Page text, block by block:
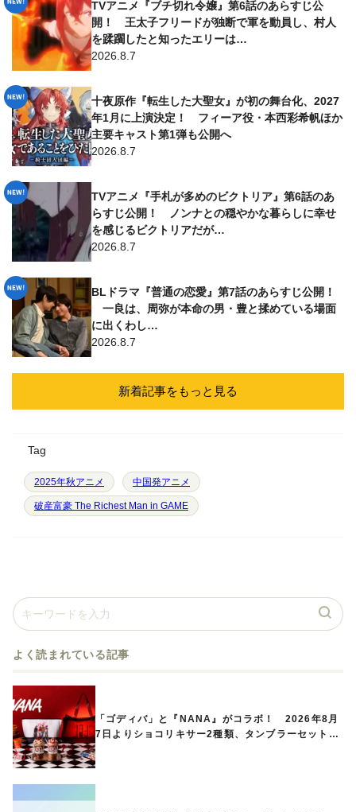
TVアニメ『ブチ切れ令嬢』第6話のあらすじ公
開！ 王太子フリードが独断で軍を動員し、村人
を蹂躙したと知ったエリーは…
2026.8.7
十夜原作『転生した大聖女』が初の舞台化、2027
年1月に上演決定！ フィーア役・本西彩希帆ほか
主要キャスト第1弾も公開へ
2026.8.7
TVアニメ『手札が多めのビクトリア』第6話のあ
らすじ公開！ ノンナとの穏やかな暮らしに幸せ
を感じるビクトリアだが…
2026.8.7
BLドラマ『普通の恋愛』第7話のあらすじ公開！
一良は、周弥が本命の男・豊と揉めている場面
に出くわし…
2026.8.7
新着記事をもっと見る
Tag
2025年秋アニメ 中国発アニメ
破産富豪 The Richest Man in GAME
よく読まれている記事
「ゴディバ」と『NANA』がコラボ！ 2026年8月
7日よりショコリキサー2種類、タンブラーセットな